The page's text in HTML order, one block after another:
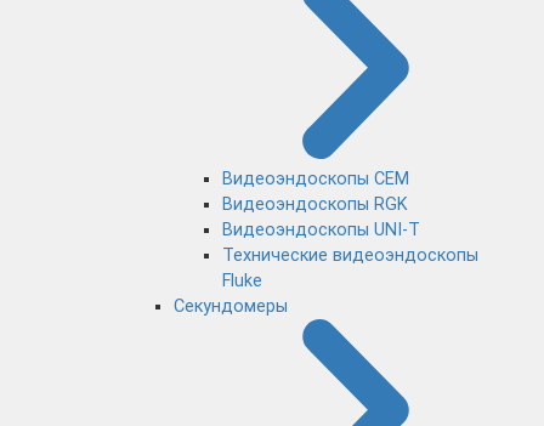
Видеоэндоскопы CEM
Видеоэндоскопы RGK
Видеоэндоскопы UNI-T
Технические видеоэндоскопы
Fluke
Секундомеры